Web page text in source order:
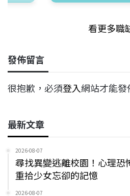
看更多職
發佈留言
很抱歉，必須登入網站才能發
最新文章
2026-08-07
尋找異變逃離校園！心理恐
重拾少女忘卻的記憶
2026-08-07